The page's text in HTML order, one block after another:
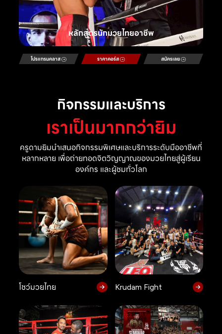
หลักสูตรนักมวยไทยอาชีพ
โปรแกรมคลาส ราคาคอร์ส สมัครเลย
กิจกรรมและบริการ
เราเป็นมากกว่ายิม
ครูดามยิมนำเสนอกิจกรรมพิเศษและบริการระดับมืออาชีพที่
หลากหลาย เพื่อถ่ายทอดจิตวิญญาณของมวยไทยสู่ผู้เรียน
องค์กร และผู้ชมทั่วโลก
โชว์มวยไทย Krudam Fight